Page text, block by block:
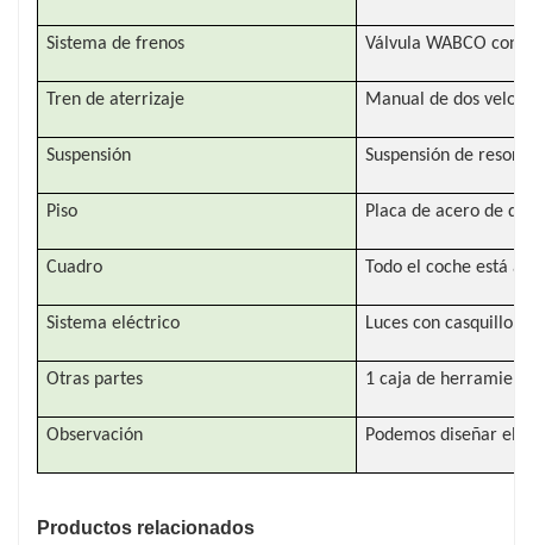
Sistema de frenos Válvula WABCO con
Tren de aterrizaje Manual de dos
Suspensión Suspensión de
Piso Placa de acero de
Cuadro Todo el coche está
Sistema eléctrico Luces con casquillo
Otras partes 1 caja de
Observación Podemos diseñar el
Productos relacionados